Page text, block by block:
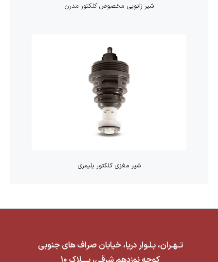
شیر زانویی مخصوص کلکتور مدرن
شیر مغزی کلکتور پلیمری
تــهـران، بـلـوار دریا، خیابان صراف های جنوبی